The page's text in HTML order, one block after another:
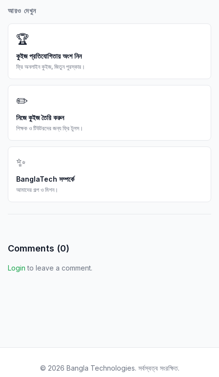
আরও দেখুন
🏆
কুইজ প্রতিযোগিতায় অংশ নিন
ফ্রি অনলাইন কুইজ, জিতুন পুরস্কার।
✏️
নিজে কুইজ তৈরি করুন
শিক্ষক ও টিউটরদের জন্য ফ্রি টুলস।
✨
BanglaTech সম্পর্কে
আমাদের গল্প ও মিশন।
Comments (0)
Login to leave a comment.
© 2026 Bangla Technologies. সর্বস্বত্ব সংরক্ষিত.